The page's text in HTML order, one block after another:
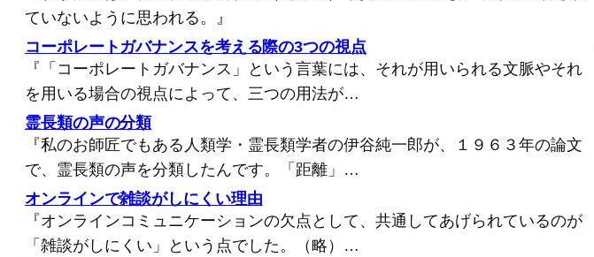
ていないように思われる。』
コーポレートガバナンスを考える際の3つの視点
『「コーポレートガバナンス」という言葉には、それが用いられる文脈やそれ
を用いる場合の視点によって、三つの用法が…
霊長類の声の分類
『私のお師匠でもある人類学・霊長類学者の伊谷純一郎が、１９６３年の論文
で、霊長類の声を分類したんです。「距離」…
オンラインで雑談がしにくい理由
『オンラインコミュニケーションの欠点として、共通してあげられているのが
「雑談がしにくい」という点でした。（略）…